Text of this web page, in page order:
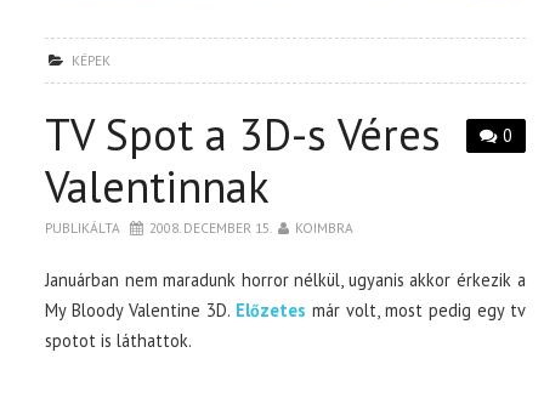
KÉPEK
0
TV Spot a 3D-s Véres
Valentinnak
PUBLIKÁLTA 2008. DECEMBER 15. KOIMBRA
Januárban nem maradunk horror nélkül, ugyanis akkor érkezik a
My Bloody Valentine 3D. Előzetes már volt, most pedig egy tv
spotot is láthattok.